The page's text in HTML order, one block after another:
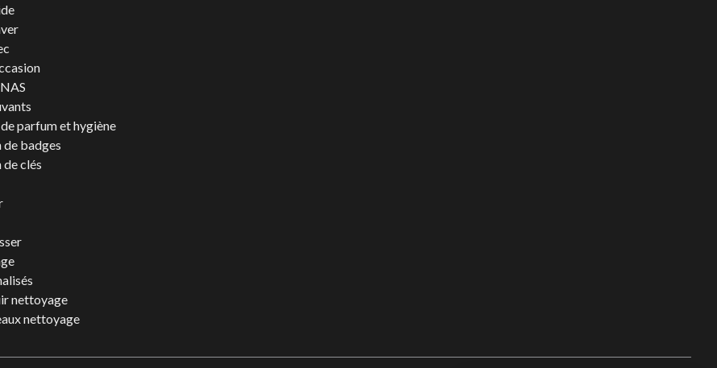
parfum et hygiène
badges
clés
nettoyage
nettoyage